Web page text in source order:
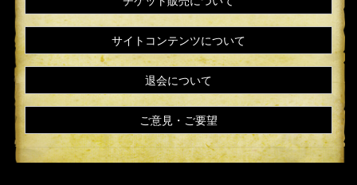
サイトコンテンツについて
退会について
ご意見・ご要望